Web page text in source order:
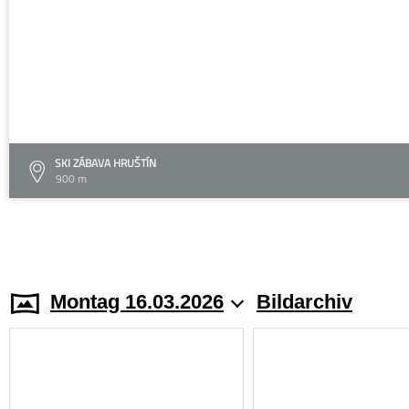
SKI ZÁBAVA HRUŠTÍN
900 m
Montag 16.03.2026 Bildarchiv